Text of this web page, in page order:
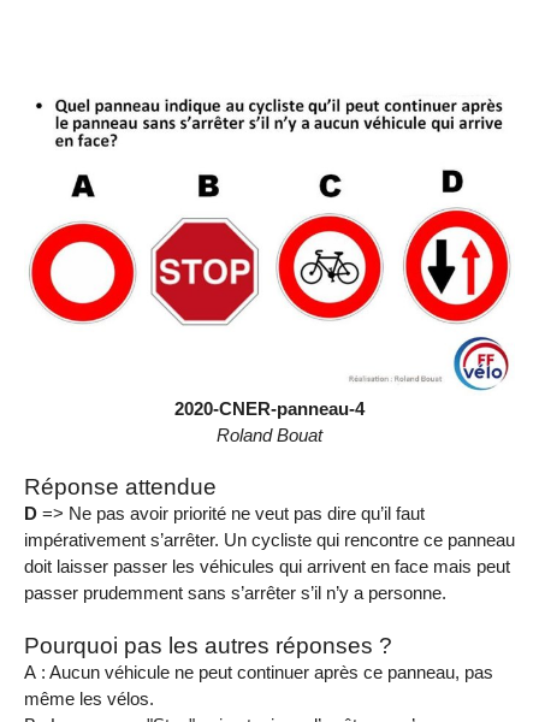
2020-CNER-panneau-4
Roland Bouat
Réponse attendue
D => Ne pas avoir priorité ne veut pas dire qu’il faut
impérativement s’arrêter. Un cycliste qui rencontre ce panneau
doit laisser passer les véhicules qui arrivent en face mais peut
passer prudemment sans s’arrêter s’il n’y a personne.
Pourquoi pas les autres réponses ?
A : Aucun véhicule ne peut continuer après ce panneau, pas
même les vélos.